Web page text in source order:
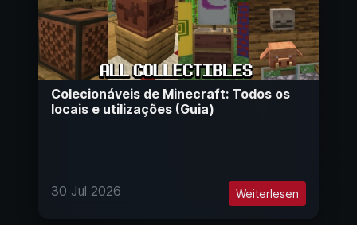
Colecionáveis de Minecraft: Todos os
locais e utilizações (Guia)
30 Jul 2026 Weiterlesen